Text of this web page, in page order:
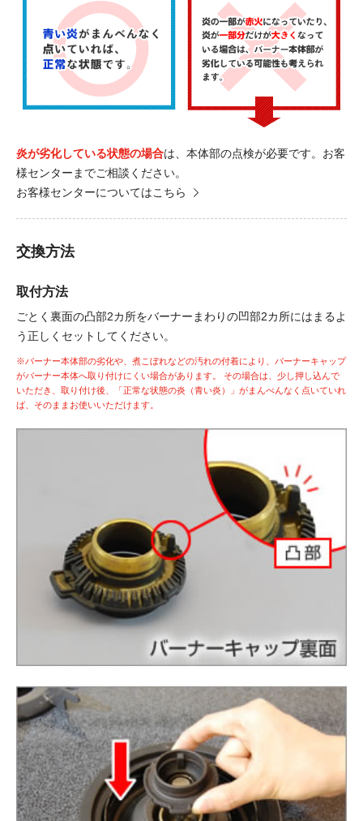
炎が劣化している状態の場合は、本体部の点検が必要です。お客
様センターまでご相談ください。
お客様センターについてはこちら
交換方法
取付方法
ごとく裏面の凸部2カ所をバーナーまわりの凹部2カ所にはまるよ
う正しくセットしてください。
※バーナー本体部の劣化や、煮こぼれなどの汚れの付着により、バーナーキャップ
がバーナー本体へ取り付けにくい場合があります。
その場合は、少し押し込んで
いただき、取り付け後、「正常な状態の炎（青い炎）」がまんべんなく点いていれ
ば、そのままお使いいただけます。